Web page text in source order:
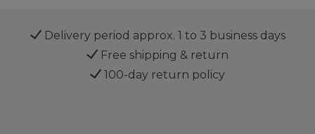
Delivery period approx. 1 to 3 business days
Free shipping & return
100-day return policy